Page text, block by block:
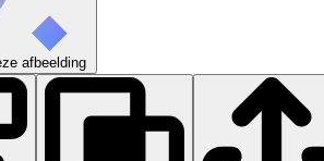
afbeelding